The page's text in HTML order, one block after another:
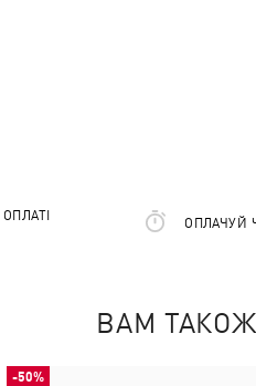
ОПЛАЧУЙ
ВАМ
-50%